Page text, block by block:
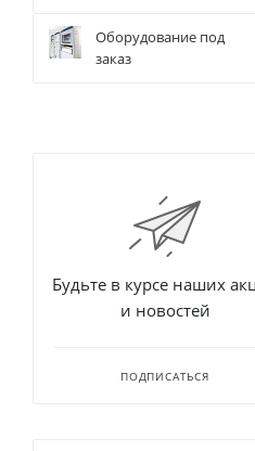
Оборудование под
заказ
Будьте в курсе наших
и новостей
ПОДПИСАТЬСЯ